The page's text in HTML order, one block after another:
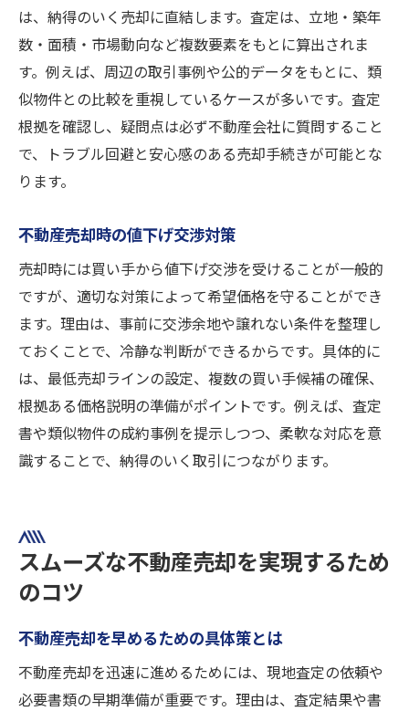
は、納得のいく売却に直結します。査定は、立地・築年
数・面積・市場動向など複数要素をもとに算出されま
す。例えば、周辺の取引事例や公的データをもとに、類
似物件との比較を重視しているケースが多いです。査定
根拠を確認し、疑問点は必ず不動産会社に質問すること
で、トラブル回避と安心感のある売却手続きが可能とな
ります。
不動産売却時の値下げ交渉対策
売却時には買い手から値下げ交渉を受けることが一般的
ですが、適切な対策によって希望価格を守ることができ
ます。理由は、事前に交渉余地や譲れない条件を整理し
ておくことで、冷静な判断ができるからです。具体的に
は、最低売却ラインの設定、複数の買い手候補の確保、
根拠ある価格説明の準備がポイントです。例えば、査定
書や類似物件の成約事例を提示しつつ、柔軟な対応を意
識することで、納得のいく取引につながります。
スムーズな不動産売却を実現するため
のコツ
不動産売却を早めるための具体策とは
不動産売却を迅速に進めるためには、現地査定の依頼や
必要書類の早期準備が重要です。理由は、査定結果や書